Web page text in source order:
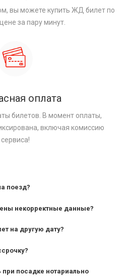
вы можете купить ЖД билет по
за пару минут.
оплата
билетов. В момент оплаты,
включая комиссию
сервиса!
поезд?
некорректные данные?
на другую дату?
посадке нотариально